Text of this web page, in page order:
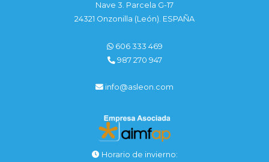
Nave 3. Parcela G-17
24321 Onzonilla (León). ESPAÑA
606 333 469
987 270 947
info@asleon.com
Horario de invierno: